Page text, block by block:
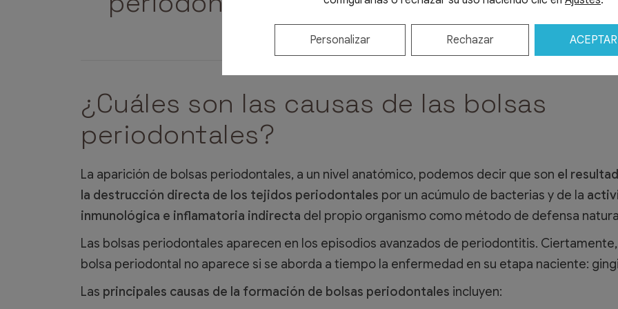
¿Cuáles son las causas de las bolsas
periodontales?
La aparición de bolsas periodontales, a un nivel anatómico, podemos decir que son el
la destrucción directa de los tejidos periodontales por un acúmulo de bacterias y de la
inmunológica e inflamatoria indirecta del propio organismo como método de defensa
Las bolsas periodontales aparecen en los episodios avanzados de periodontitis.
bolsa periodontal no aparece si se aborda a tiempo la enfermedad en su etapa naciente:
Las principales causas de la formación de bolsas periodontales incluyen:
ACEPTAR
Rechazar
Personalizar